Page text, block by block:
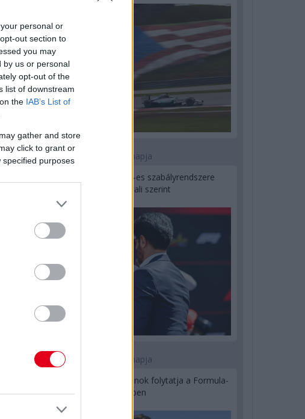
personal or
out section to
you may
by us or personal
opt-out of the
list of downstream
the IAB’s List of
gather and store
click to grant or
purposes
2 napja
Ilyen lehet a jövő F1-es szabályrendszere
Domenicali szerint
2 napja
Újabb korábbi F2-es bajnok folytatja a Formula-
E-ben